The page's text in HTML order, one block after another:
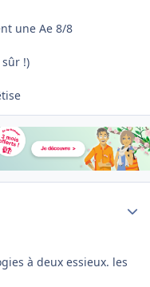
une Ae 8/8
sûr !)
à deux essieux. les